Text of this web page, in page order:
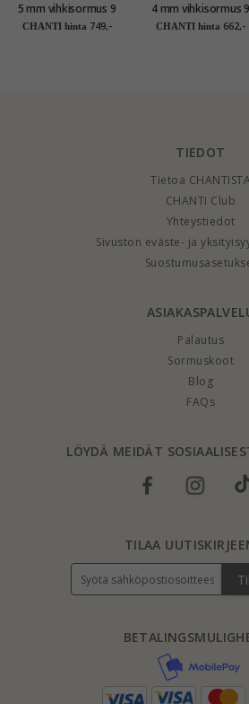
5 mm vihkisormus 9
karaatin kultaa
CHANTI hinta 749,-
4 mm vihkisormus 9
karaatin kultaa
CHANTI hinta 662,-
TIEDOT
Tietoa CHANTISTA
CHANTI Club
Yhteystiedot
Sivuston eväste- ja
Palautus
Sormuskoot
Blog
FAQs
LÖYDÄ MEIDÄT
TILAA